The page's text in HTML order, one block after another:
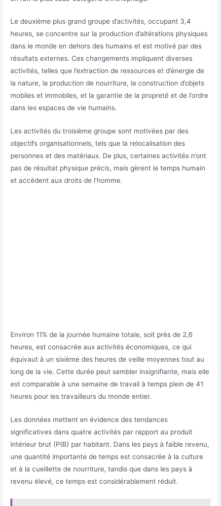
Le deuxième plus grand groupe d’activités, occupant 3,4
heures, se concentre sur la production d’altérations physiques
dans le monde en dehors des humains et est motivé par des
résultats externes. Ces changements impliquent diverses
activités, telles que l’extraction de ressources et d’énergie de
la nature, la production de nourriture, la construction d’objets
mobiles et immobiles, et la garantie de la propreté et de l’ordre
dans les espaces de vie humains.
Les activités du troisième groupe sont motivées par des
objectifs organisationnels, tels que la relocalisation des
personnes et des matériaux. De plus, certaines activités n’ont
pas de résultat physique précis, mais gèrent le temps humain
et accèdent aux droits de l’homme.
Environ 11% de la journée humaine totale, soit près de 2,6
heures, est consacrée aux activités économiques, ce qui
équivaut à un sixième des heures de veille moyennes tout au
long de la vie. Cette durée peut sembler insignifiante, mais elle
est comparable à une semaine de travail à temps plein de 41
heures pour les travailleurs du monde entier.
Les données mettent en évidence des tendances
significatives dans quatre activités par rapport au produit
intérieur brut (PIB) par habitant. Dans les pays à faible revenu,
une quantité importante de temps est consacrée à la culture
et à la cueillette de nourriture, tandis que dans les pays à
revenu élevé, ce temps est considérablement réduit.